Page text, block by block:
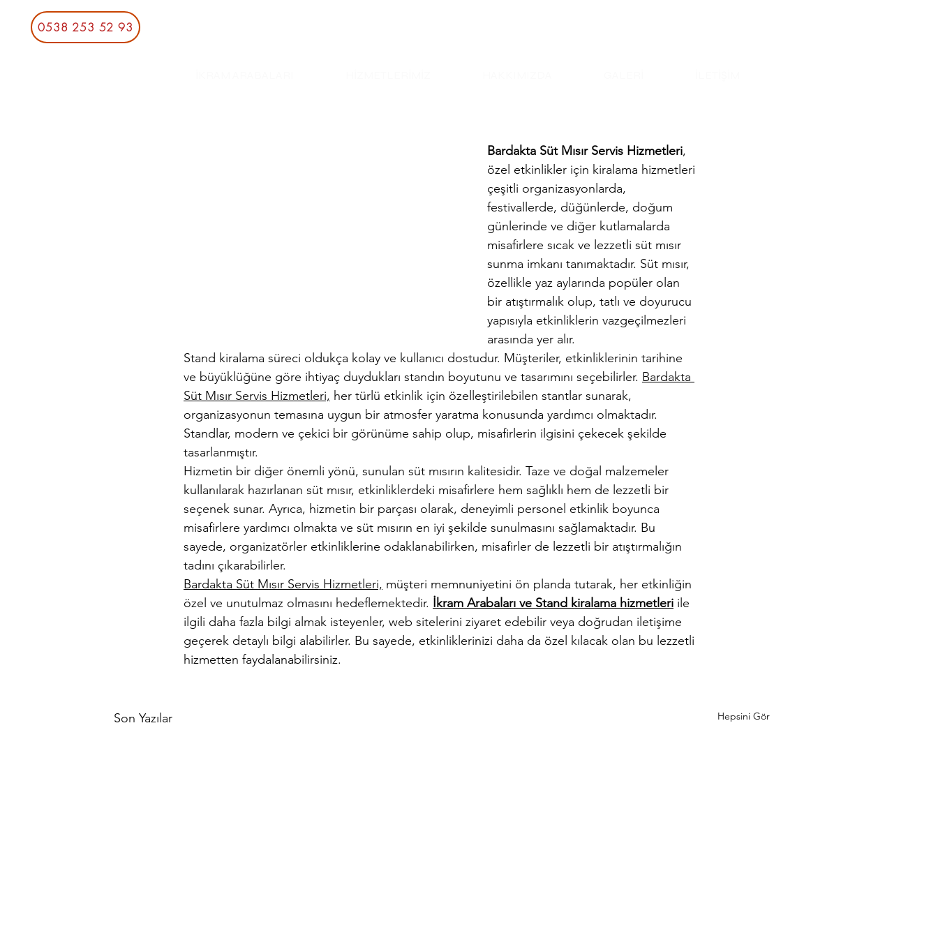
0538 253 52 93
Bardakta Süt Mısır Servis Hizmetleri,
özel etkinlikler için kiralama hizmetleri
çeşitli organizasyonlarda,
festivallerde, düğünlerde, doğum
günlerinde ve diğer kutlamalarda
misafirlere sıcak ve lezzetli süt mısır
sunma imkanı tanımaktadır. Süt mısır,
özellikle yaz aylarında popüler olan
bir atıştırmalık olup, tatlı ve doyurucu
yapısıyla etkinliklerin vazgeçilmezleri
arasında yer alır.
Stand kiralama süreci oldukça kolay ve kullanıcı dostudur. Müşteriler, etkinliklerinin tarihine
ve büyüklüğüne göre ihtiyaç duydukları standın boyutunu ve tasarımını seçebilirler. Bardakta
Süt Mısır Servis Hizmetleri, her türlü etkinlik için özelleştirilebilen stantlar sunarak,
organizasyonun temasına uygun bir atmosfer yaratma konusunda yardımcı olmaktadır.
Standlar, modern ve çekici bir görünüme sahip olup, misafirlerin ilgisini çekecek şekilde
tasarlanmıştır.
Hizmetin bir diğer önemli yönü, sunulan süt mısırın kalitesidir. Taze ve doğal malzemeler
kullanılarak hazırlanan süt mısır, etkinliklerdeki misafirlere hem sağlıklı hem de lezzetli bir
seçenek sunar. Ayrıca, hizmetin bir parçası olarak, deneyimli personel etkinlik boyunca
misafirlere yardımcı olmakta ve süt mısırın en iyi şekilde sunulmasını sağlamaktadır. Bu
sayede, organizatörler etkinliklerine odaklanabilirken, misafirler de lezzetli bir atıştırmalığın
tadını çıkarabilirler.
Bardakta Süt Mısır Servis Hizmetleri, müşteri memnuniyetini ön planda tutarak, her etkinliğin
özel ve unutulmaz olmasını hedeflemektedir. İkram Arabaları ve Stand kiralama hizmetleri ile
ilgili daha fazla bilgi almak isteyenler, web sitelerini ziyaret edebilir veya doğrudan iletişime
geçerek detaylı bilgi alabilirler. Bu sayede, etkinliklerinizi daha da özel kılacak olan bu lezzetli
hizmetten faydalanabilirsiniz.
Son Yazılar Hepsini Gör